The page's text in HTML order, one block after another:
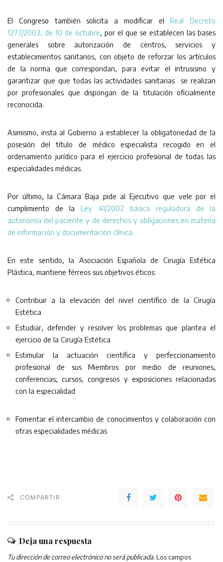
El Congreso también solicita a modificar elReal Decreto
1277/2003, de 10 de octubre, por el que se establecen las bases
generales sobre autorización de centros, servicios y
establecimientos sanitarios, con objeto de reforzar los artículos
de la norma que correspondan, para evitar el intrusismo y
garantizar que que todas las actividades sanitarias se realizan
por profesionales que dispongan de la titulación oficialmente
reconocida.
Asimismo, insta al Gobierno a establecer la obligatoriedad de la
posesión del título de médico especialista recogido en el
ordenamiento jurídico para el ejercicio profesional de todas las
especialidades médicas.
Por último, la Cámara Baja pide al Ejecutivo que vele por el
cumplimiento de laLey 41/2002 básica reguladora de la
autonomía del paciente y de derechos y obligaciones en materia
de información y documentación clínica.
En este sentido, la Asociación Española de Cirugía Estética
Plástica, mantiene férreos sus objetivos éticos:
Contribuir a la elevación del nivel científico de la Cirugía
Estética
Estudiar, defender y resolver los problemas que plantea el
ejercicio de la Cirugía Estética
Estimular la actuación científica y perfeccionamiento
profesional de sus Miembros por medio de reuniones,
conferencias, cursos, congresos y exposiciones relacionadas
con la especialidad
Fomentar el intercambio de conocimientos y colaboración con
otras especialidades médicas
COMPARTIR
Deja una respuesta
Tu dirección de correo electrónico no será publicada. Los campos